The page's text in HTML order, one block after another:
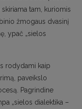
tam, kuriomis
žmogaus dvasinį
ypač „sielos
rodydami kaip
paveikslo
Pagrindine
„sielos dialektika –